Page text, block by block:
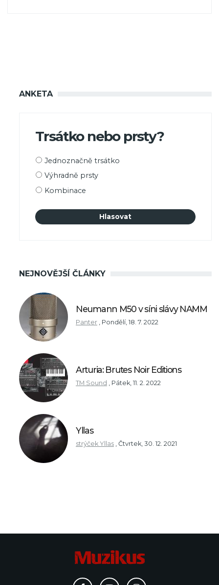
ANKETA
Trsátko nebo prsty?
Možnosti
Jednoznačně trsátko
Výhradně prsty
Kombinace
NEJNOVĚJŠÍ ČLÁNKY
Neumann M50 v síni slávy NAMM
Panter , Pondělí, 18. 7. 2022
Arturia: Brutes Noir Editions
TM Sound , Pátek, 11. 2. 2022
Yllas
strýček Yllas , Čtvrtek, 30. 12. 2021